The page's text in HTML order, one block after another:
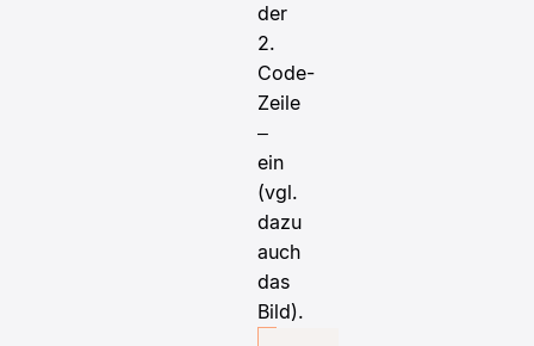
der
2.
Code-
Zeile
–
ein
(vgl.
dazu
auch
das
Bild).